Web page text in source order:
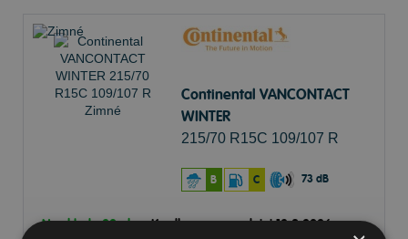
Continental VANCONTACT
WINTER
215/70 R15C 109/107 R
B C 73 dB
Na sklade 20+ ks-K odberu na predajni 12.8.2026